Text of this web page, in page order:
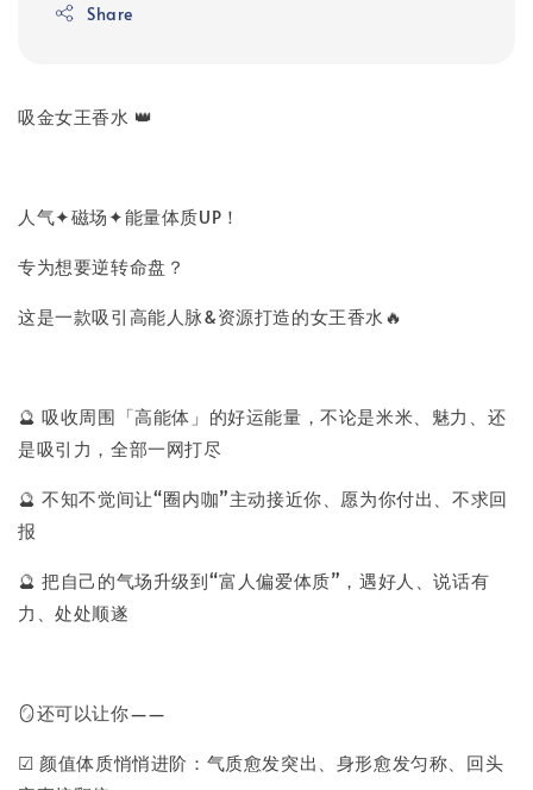
Share
吸金女王香水 👑
人气✦磁场✦能量体质UP！
专为想要逆转命盘？
这是一款吸引高能人脉&资源打造的女王香水🔥
🔮 吸收周围「高能体」的好运能量，不论是米米、魅力、还
是吸引力，全部一网打尽
🔮 不知不觉间让“圈内咖”主动接近你、愿为你付出、不求回
报
🔮 把自己的气场升级到“富人偏爱体质”，遇好人、说话有
力、处处顺遂
🪞还可以让你——
☑ 颜值体质悄悄进阶：气质愈发突出、身形愈发匀称、回头